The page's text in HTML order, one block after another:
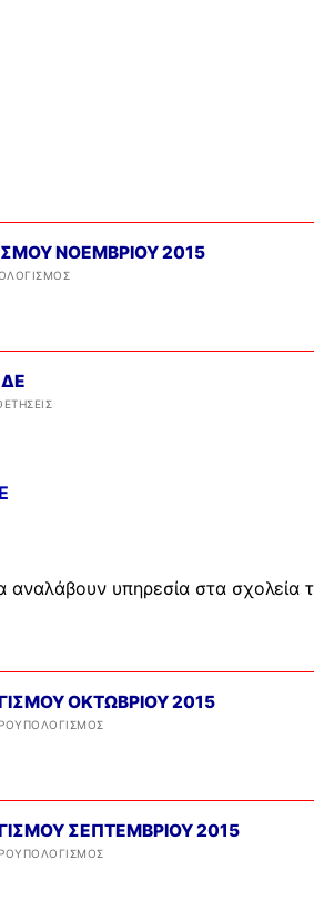
ΝΟΕΜΒΡΙΟΥ 2015
αναλάβουν υπηρεσία στα
ΟΚΤΩΒΡΙΟΥ 2015
ΣΕΠΤΕΜΒΡΙΟΥ 2015